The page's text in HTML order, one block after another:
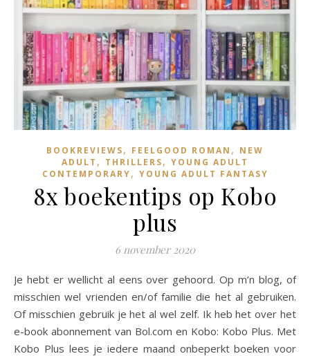
BOOKREVIEWS, FEELGOOD ROMAN , NEW
ADULT , THRILLERS, YOUNG ADULT
CONTEMPORARY, YOUNG ADULT FANTASY
8x boekentips op Kobo
plus
6 november 2020
Je hebt er wellicht al eens over gehoord. Op m’n blog, of
misschien wel vrienden en/of familie die het al gebruiken.
Of misschien gebruik je het al wel zelf. Ik heb het over het
e-book abonnement van Bol.com en Kobo: Kobo Plus. Met
Kobo Plus lees je iedere maand onbeperkt boeken voor